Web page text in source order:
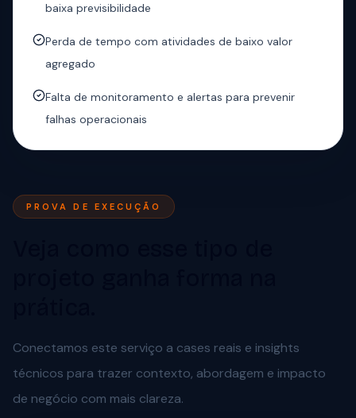
baixa previsibilidade
Perda de tempo com atividades de baixo valor
agregado
Falta de monitoramento e alertas para prevenir
falhas operacionais
PROVA DE EXECUÇÃO
Conectamos este serviço a cases reais e insights
técnicos para trazer contexto, abordagem e impacto
de negócio com mais clareza.